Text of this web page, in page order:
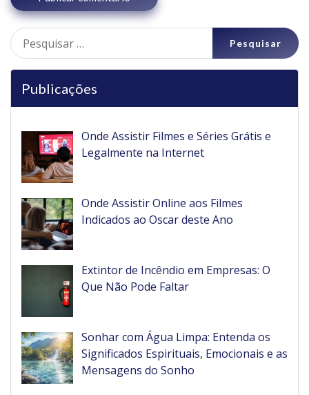
Pesquisar
por:
Publicações
Onde Assistir Filmes e Séries Grátis e
Legalmente na Internet
Onde Assistir Online aos Filmes
Indicados ao Oscar deste Ano
Extintor de Incêndio em Empresas: O
Que Não Pode Faltar
Sonhar com Água Limpa: Entenda os
Significados Espirituais, Emocionais e as
Mensagens do Sonho